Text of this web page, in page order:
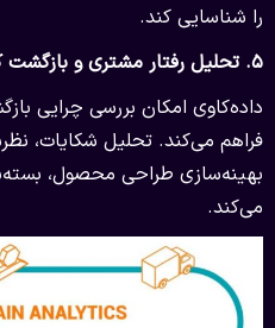
را شناسایی کند.
۵. تحلیل رفتار مشتری و بازگشت
داده‌کاوی امکان بررسی چرایی
فراهم می‌کند. تحلیل شکایات،
بهینه‌سازی طراحی محصول،
می‌کند.